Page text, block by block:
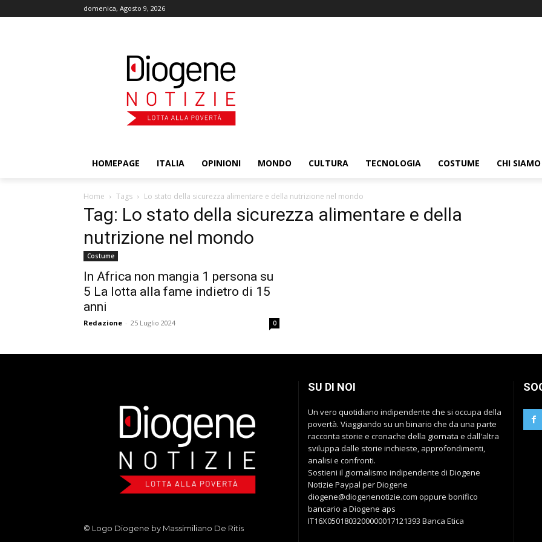
domenica, Agosto 9, 2026
HOMEPAGE ITALIA OPINIONI MONDO CULTURA TECNOLOGIA COSTUME CHI SIAMO
Home Tags Lo stato della sicurezza alimentare e della nutrizione nel mondo
Tag: Lo stato della sicurezza alimentare e della
nutrizione nel mondo
Costume
In Africa non mangia 1 persona su
5 La lotta alla fame indietro di 15
anni
Redazione - 25 Luglio 2024 0
© Logo Diogene by Massimiliano De Ritis
SU DI NOI
Un vero quotidiano indipendente che si occupa della
povertà. Viaggiando su un binario che da una parte
racconta storie e cronache della giornata e dall'altra
sviluppa dalle storie inchieste, approfondimenti,
analisi e confronti.
Sostieni il giornalismo indipendente di Diogene
Notizie Paypal per Diogene
diogene@diogenenotizie.com oppure bonifico
bancario a Diogene aps
IT16X0501803200000017121393 Banca Etica